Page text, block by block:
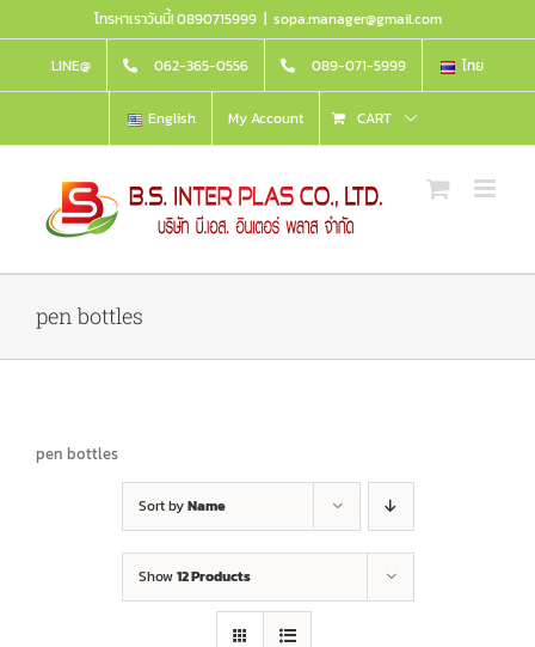
to
content
โทรหาเราวันนี้! 0890715999 | sopa.manager@gmail.com
LINE@ 062-365-0556 089-071-5999 ไทย
English My Account CART
pen bottles
pen bottles
Sort byName
Show12 Products